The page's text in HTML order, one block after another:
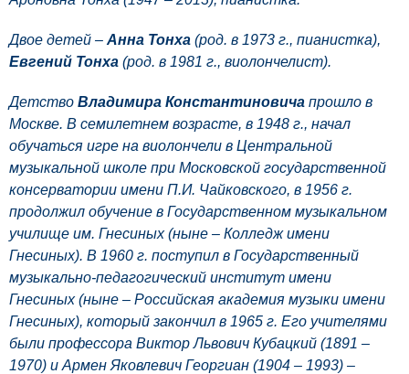
Двое детей – Анна Тонха (род. в 1973 г., пианистка),
Евгений Тонха (род. в 1981 г., виолончелист).
Детство Владимира Константиновича прошло в
Москве. В семилетнем возрасте, в 1948 г., начал
обучаться игре на виолончели в Центральной
музыкальной школе при Московской государственной
консерватории имени П.И. Чайковского, в 1956 г.
продолжил обучение в Государственном музыкальном
училище им. Гнесиных (ныне – Колледж имени
Гнесиных). В 1960 г. поступил в Государственный
музыкально-педагогический институт имени
Гнесиных (ныне – Российская академия музыки имени
Гнесиных), который закончил в 1965 г. Его учителями
были профессора Виктор Львович Кубацкий (1891 –
1970) и Армен Яковлевич Георгиан (1904 – 1993) –